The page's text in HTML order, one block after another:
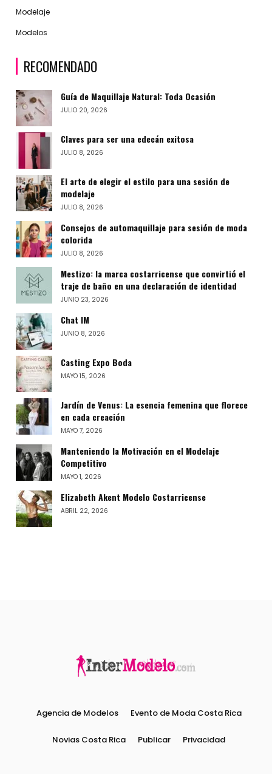
Modelaje
Modelos
RECOMENDADO
Guía de Maquillaje Natural: Toda Ocasión
JULIO 20, 2026
Claves para ser una edecán exitosa
JULIO 8, 2026
El arte de elegir el estilo para una sesión de
modelaje
JULIO 8, 2026
Consejos de automaquillaje para sesión de moda
colorida
JULIO 8, 2026
Mestizo: la marca costarricense que convirtió el
traje de baño en una declaración de identidad
JUNIO 23, 2026
Chat IM
JUNIO 8, 2026
Casting Expo Boda
MAYO 15, 2026
Jardín de Venus: La esencia femenina que florece
en cada creación
MAYO 7, 2026
Manteniendo la Motivación en el Modelaje
Competitivo
MAYO 1, 2026
Elizabeth Akent Modelo Costarricense
ABRIL 22, 2026
Agencia de Modelos Evento de Moda Costa Rica
Novias Costa Rica Publicar Privacidad